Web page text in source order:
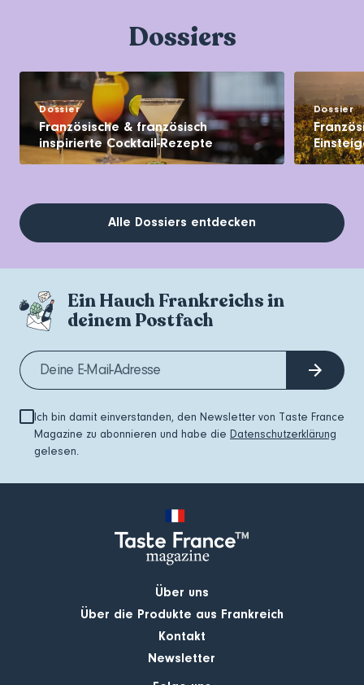
Dossiers
Dossier
Französische & französisch
inspirierte Cocktail-Rezepte
Dossier
Alle Dossiers entdecken
Ein Hauch Frankreichs in
deinem Postfach
Ich bin damit einverstanden, den Newsletter von Taste France
Magazine zu abonnieren und habe die Datenschutzerklärung
gelesen.
Über uns
Über die Produkte aus Frankreich
Kontakt
Newsletter